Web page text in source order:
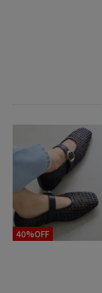
40%OFF